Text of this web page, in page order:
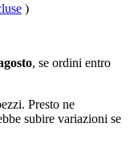
)
, se ordini entro
Presto ne
subire variazioni se